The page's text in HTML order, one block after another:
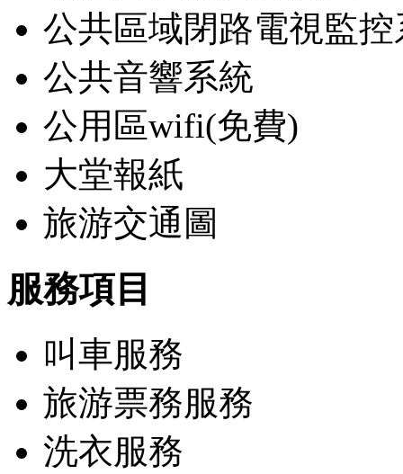
公共區域閉路電視監控
公共音響系統
公用區wifi(免費)
大堂報紙
旅游交通圖
服務項目
叫車服務
旅游票務服務
洗衣服務